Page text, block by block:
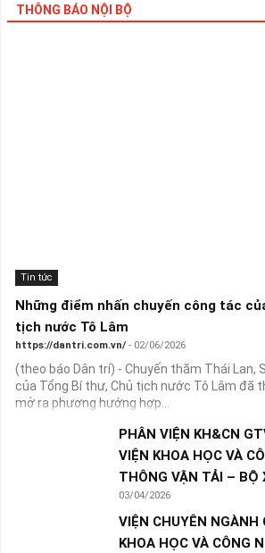
THÔNG BÁO NỘI BỘ
Tin tức
Những điểm nhấn chuyến công tác
tịch nước Tô Lâm
https://dantri.com.vn/ - 02/06/2026
(theo báo Dân trí) - Chuyến thăm Thái Lan,
của Tổng Bí thư, Chủ tịch nước Tô Lâm đã
mở ra phương hướng hợp...
PHÂN VIỆN KH&CN
VIỆN KHOA HỌC VÀ
THÔNG VẬN TẢI – BỘ
03/04/2026
VIỆN CHUYÊN NGÀNH
KHOA HỌC VÀ CÔNG